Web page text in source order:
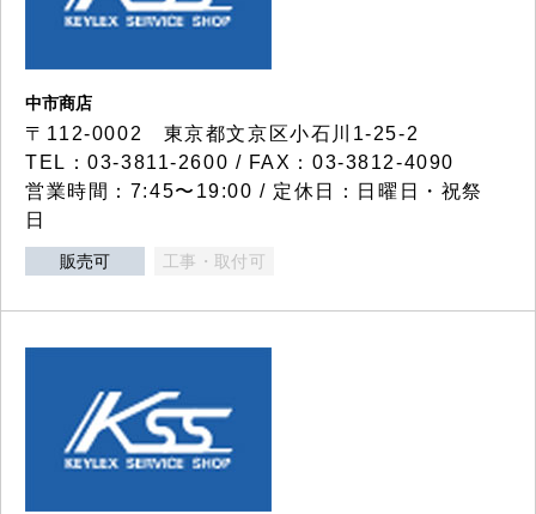
中市商店
〒112-0002 東京都文京区小石川1-25-2
TEL：03-3811-2600 / FAX：03-3812-4090
営業時間：7:45〜19:00 / 定休日：日曜日・祝祭
日
販売可 工事・取付可